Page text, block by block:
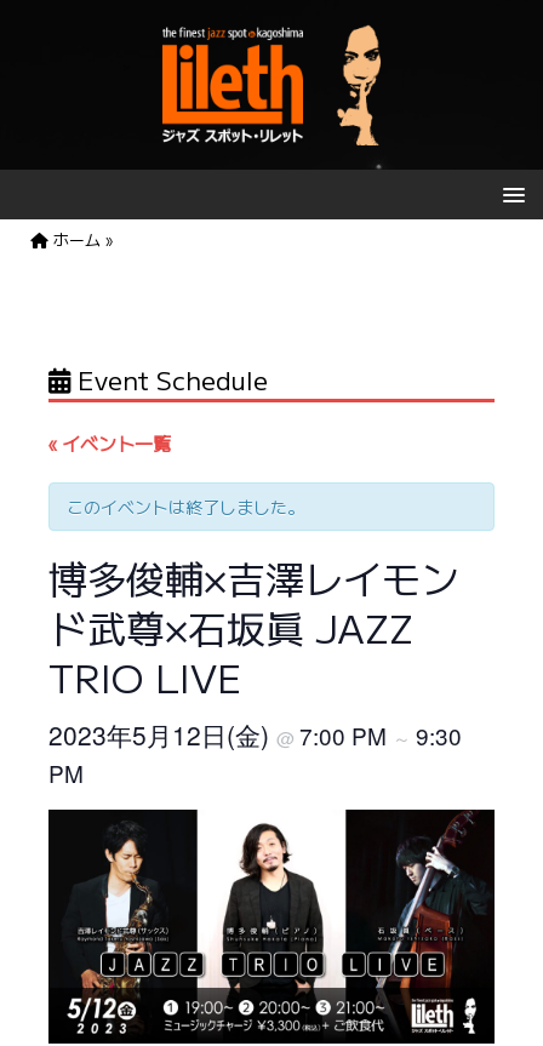
ホーム »
Event Schedule
« イベント一覧
このイベントは終了しました。
博多俊輔×吉澤レイモン
ド武尊×石坂眞 JAZZ
TRIO LIVE
2023年5月12日(金) @ 7:00 PM ～ 9:30
PM